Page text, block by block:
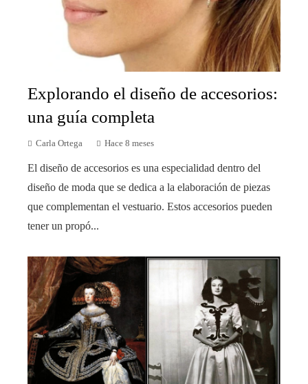
Explorando el diseño de accesorios:
una guía completa
Carla Ortega Hace 8 meses
El diseño de accesorios es una especialidad dentro del
diseño de moda que se dedica a la elaboración de piezas
que complementan el vestuario. Estos accesorios pueden
tener un propó...